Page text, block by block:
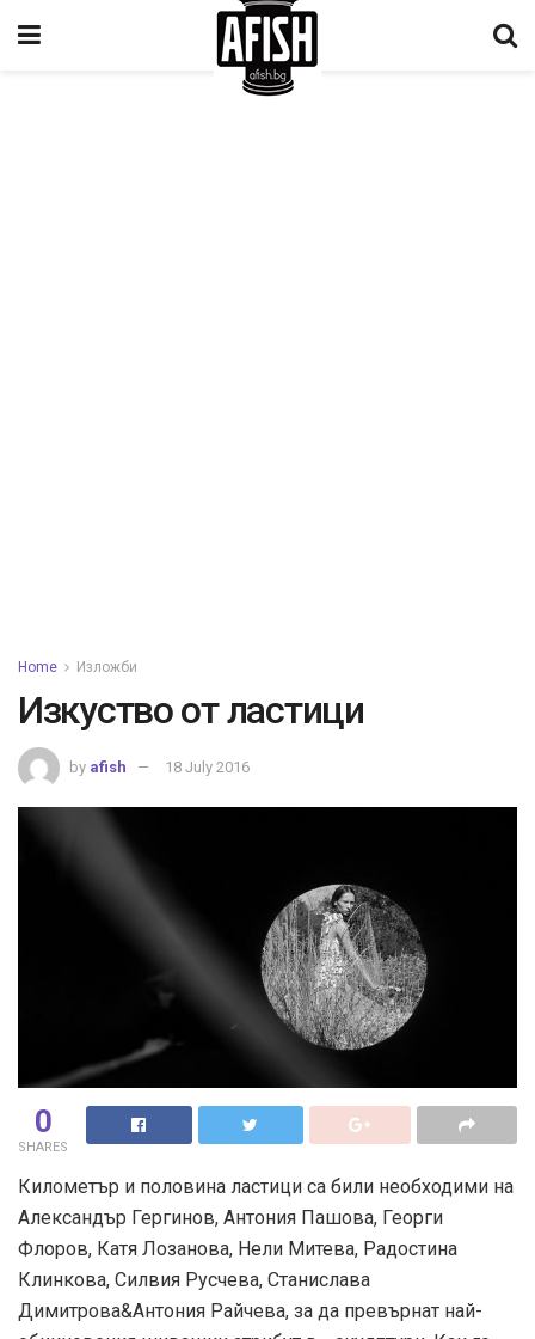
Home Изложби
Изкуство от ластици
by afish 18 July 2016
0
SHARES
Километър и половина ластици са били необходими на
Александър Гергинов, Антония Пашова, Георги
Флоров, Катя Лозанова, Нели Митева, Радостина
Клинкова, Силвия Русчева, Станислава
Димитрова&Антония Райчева, за да превърнат най-